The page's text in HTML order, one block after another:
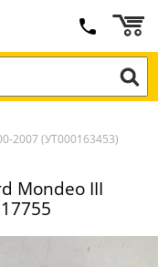
2007 (УТ000163453)
Mondeo III